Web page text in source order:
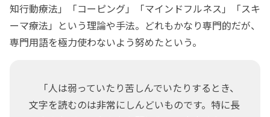
知行動療法」「コーピング」「マインドフルネス」「スキ
ーマ療法」という理論や手法。どれもかなり専門的だが、
専門用語を極力使わないよう努めたという。
「人は弱っていたり苦しんでいたりするとき、
文字を読むのは非常にしんどいものです。特に長